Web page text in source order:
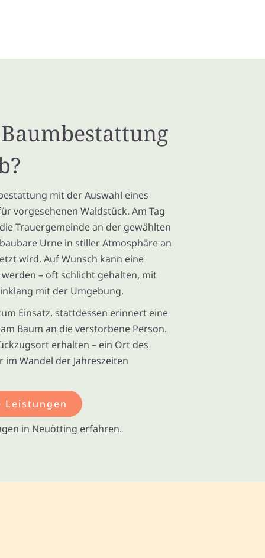
mit der Auswahl eines
vorgesehenen Waldstück. Am Tag
Trauergemeinde an der gewählten
Urne in stiller Atmosphäre an
wird. Auf Wunsch kann eine
– oft schlicht gehalten, mit
mit der Umgebung.
Einsatz, stattdessen erinnert eine
Baum an die verstorbene Person.
erhalten – ein Ort des
Wandel der Jahreszeiten
Leistungen
in Neuötting erfahren.